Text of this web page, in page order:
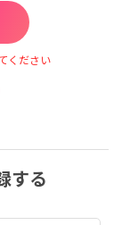
ください
する